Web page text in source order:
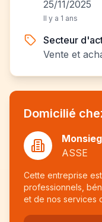
25/11/2025
Il y a 1 ans
Secteur
Vente et
Domicilié
ASSE
Cette entreprise
professionnels,
et de nos services